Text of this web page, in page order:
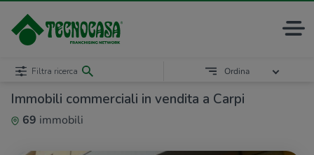
Immobili commerciali in vendita a Carpi
69 immobili
Filtra ricerca Ordina